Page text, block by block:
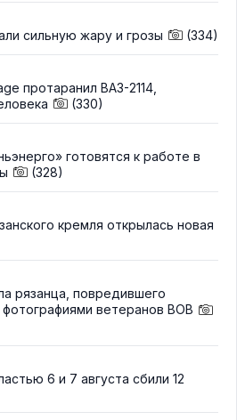
сильную жару и грозы (334)
протаранил ВАЗ-2114,
(330)
готовятся к работе в
(328)
кремля открылась новая
рязанца, повредившего
ветеранов ВОВ
6 и 7 августа сбили 12